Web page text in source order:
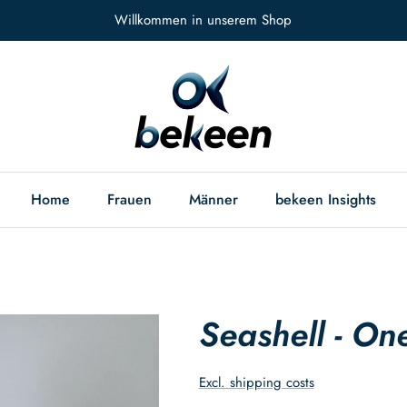
Willkommen in unserem Shop
Home Frauen Männer bekeen Insights
Seashell -
Excl. shipping costs